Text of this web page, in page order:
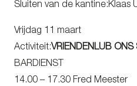
Sluiten van de kantine:Klaas
Vrijdag 11 maart
Activiteit:VRIENDENLUB
BARDIENST
14.00 – 17.30 Fred Meester